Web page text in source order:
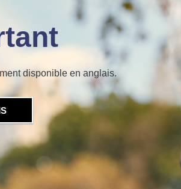
disponible en anglais.